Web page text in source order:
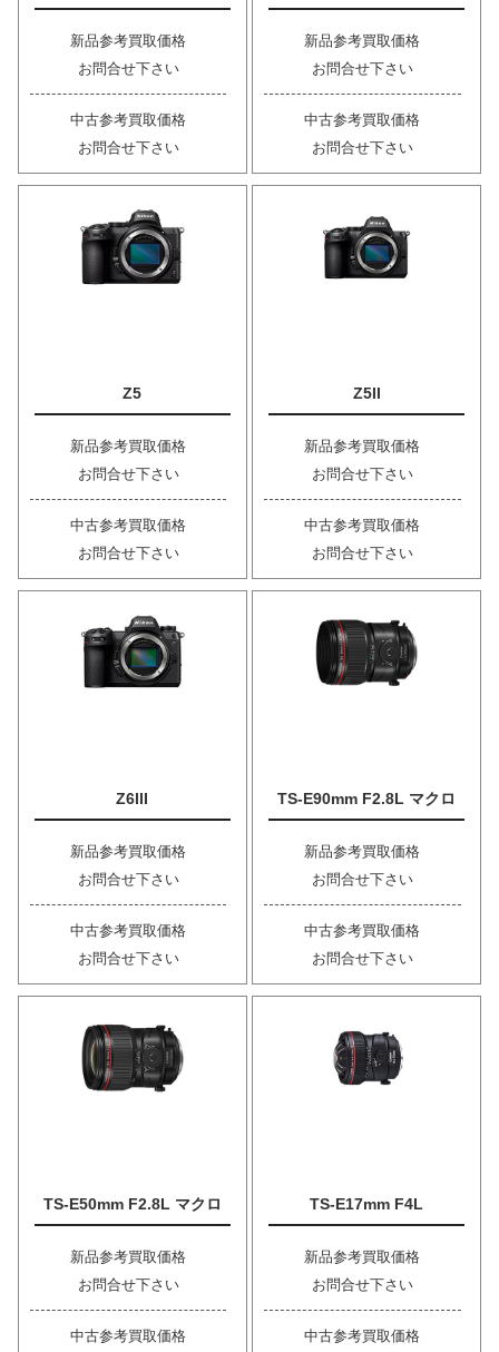
新品参考買取価格
お問合せ下さい
中古参考買取価格
お問合せ下さい
新品参考買取価格
お問合せ下さい
中古参考買取価格
お問合せ下さい
Z5
新品参考買取価格
お問合せ下さい
中古参考買取価格
お問合せ下さい
Z5II
新品参考買取価格
お問合せ下さい
中古参考買取価格
お問合せ下さい
Z6III
新品参考買取価格
お問合せ下さい
中古参考買取価格
お問合せ下さい
TS-E90mm F2.8L マクロ
新品参考買取価格
お問合せ下さい
中古参考買取価格
お問合せ下さい
TS-E50mm F2.8L マクロ
新品参考買取価格
お問合せ下さい
中古参考買取価格
TS-E17mm F4L
新品参考買取価格
お問合せ下さい
中古参考買取価格